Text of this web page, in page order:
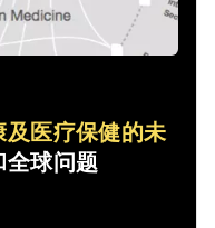
及医疗保健的未
全球问题